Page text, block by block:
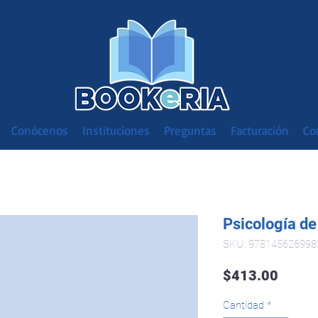
Conócenos Instituciones Preguntas Facturación
Psicología
SKU:
$413.00
Cantidad *